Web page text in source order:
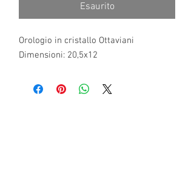
Esaurito
Orologio in cristallo Ottaviani
Dimensioni: 20,5x12